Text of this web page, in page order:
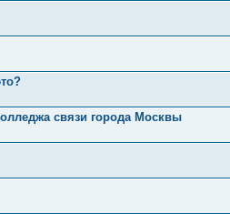
связи города Москвы